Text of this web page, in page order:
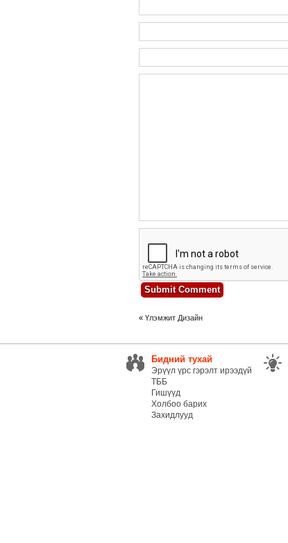
« Үлэмжит Дизайн
Бидний тухай
Эрүүл үрс гэрэлт ирээдүй
ТББ
Гишүүд
Холбоо барих
Захидлууд